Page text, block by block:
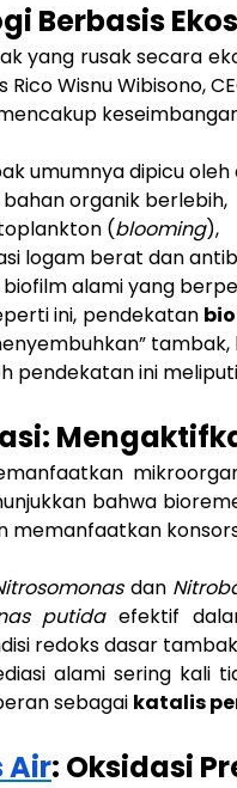
Berbasis
yang rusak secara
Rico Wisnu Wibisono,
umumnya dipicu
organik berlebih,
(blooming),
logam berat dan
alami yang
ini, pendekatan
pendekatan ini
bahwa
memanfaatkan
dan
putidaefektif
redoks dasar
alami sering kali
sebagai katalis
Air: Oksidasi